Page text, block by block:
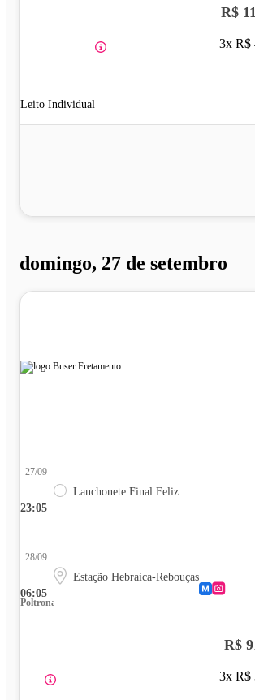
Leito Individual
R$
3x R$
domingo, 27 de setembro
23:05
27/09
Lanchonete Final Feliz
06:05
28/09
Estação Hebraica-Rebouças
Poltrona
R$
3x R$